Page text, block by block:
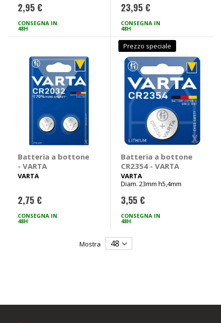
2,95 €
CONSEGNA IN
48H
23,95 €
CONSEGNA IN
48H
Batteria a bottone
- VARTA
VARTA
2,75 €
CONSEGNA IN
48H
Prezzo speciale
Batteria a bottone
CR2354 - VARTA
VARTA
Diam. 23mm h5,4mm
3,55 €
CONSEGNA IN
48H
Mostra